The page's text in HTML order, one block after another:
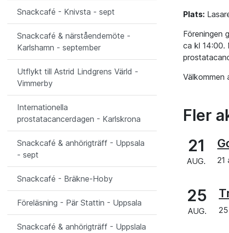
Snackcafé - Knivsta - sept
Snackcafé & närståendemöte -
Karlshamn - september
Utflykt till Astrid Lindgrens Värld -
Vimmerby
Internationella
prostatacancerdagen - Karlskrona
Snackcafé & anhörigträff - Uppsala
- sept
Snackcafé - Bräkne-Hoby
Föreläsning - Pär Stattin - Uppsala
Snackcafé & anhörigträff - Uppslala
Plats:
Föreningen
ca kl 14:00.
Välkommen
Fler
21
AUG. 21
25
AUG.